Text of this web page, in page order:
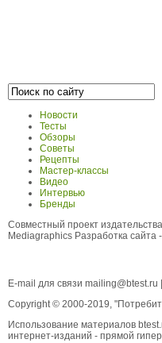
Новости
Тесты
Обзоры
Советы
Рецепты
Мастер-классы
Видео
Интервью
Бренды
Совместный проект
Mediagraphics Разработка сайта
E-mail для связи mailing@btest.ru
Copyright © 2000-2019,
Использование материалов
интернет-изданий - прямой